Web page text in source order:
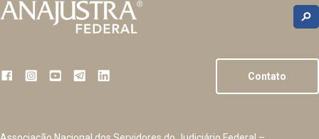
Contato